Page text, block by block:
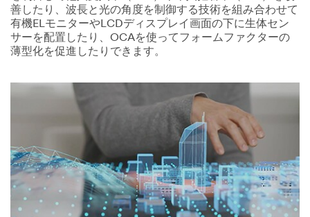
善したり、波長と光の角度を制御する技術を組み合わせて
有機ELモニターやLCDディスプレイ画面の下に生体セン
サーを配置したり、OCAを使ってフォームファクターの
薄型化を促進したりできます。